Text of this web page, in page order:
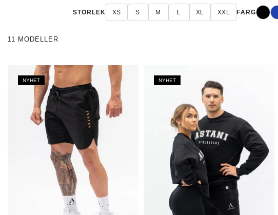
STORLEK XS S M L XL XXL FÄRGSvartBlå
11 MODELLER
NYHET NYHET